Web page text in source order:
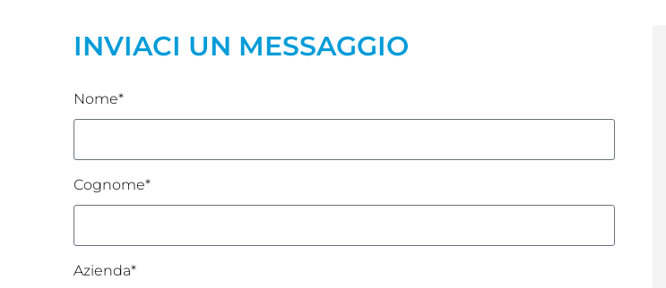
INVIACI UN MESSAGGIO
Nome*
Cognome*
Azienda*